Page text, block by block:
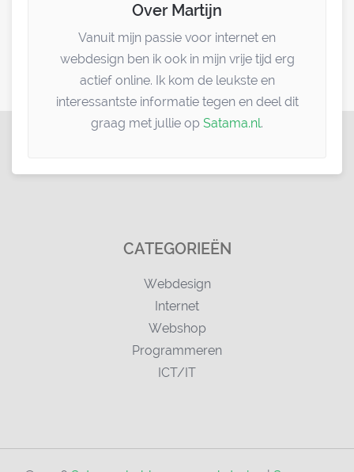
Over Martijn
Vanuit mijn passie voor internet en
webdesign ben ik ook in mijn vrije tijd erg
actief online. Ik kom de leukste en
interessantste informatie tegen en deel dit
graag met jullie op Satama.nl.
CATEGORIEËN
Webdesign
Internet
Webshop
Programmeren
ICT/IT